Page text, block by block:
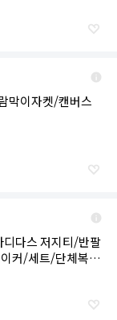
막이자켓/캔버스
다스 저지티/반팔
커/세트/단체복/